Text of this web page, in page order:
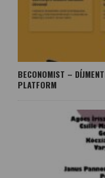
BECONOMIST –
PLATFORM